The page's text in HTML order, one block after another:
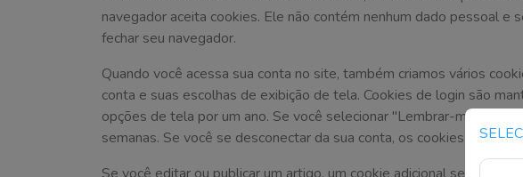
navegador aceita cookies. Ele não contém nenhum dado pessoal e
fechar seu navegador.
Quando você acessa sua conta no site, também criamos vários
conta e suas escolhas de exibição de tela. Cookies de login são
opções de tela por um ano. Se você selecionar "Lembrar-me", seu
semanas. Se você se desconectar da sua conta, os cookies de login
Se você editar ou publicar um artigo, um cookie adicional será salvo